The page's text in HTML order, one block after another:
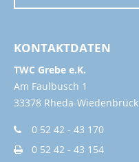
KONTAKTDATEN
TWC Grebe e.K.
Am Faulbusch 1
33378 Rheda-Wiedenbrück
0 52 42 - 43 170
0 52 42 - 43 154